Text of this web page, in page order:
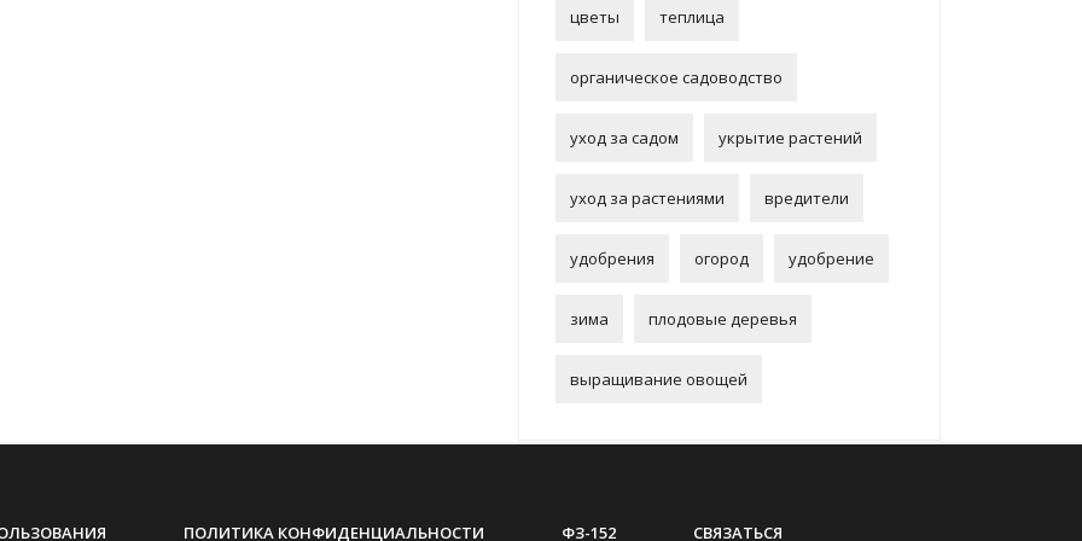
цветы теплица
органическое садоводство
уход за садом укрытие растений
уход за растениями вредители
удобрения огород удобрение
зима плодовые деревья
выращивание овощей
ПОЛИТИКА КОНФИДЕНЦИАЛЬНОСТИ ФЗ-152 СВЯЗАТЬСЯ